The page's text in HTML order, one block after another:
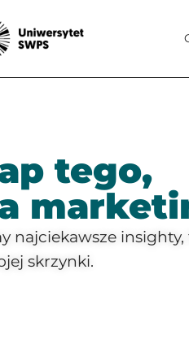
tego,
najciekawsze
skrzynki.